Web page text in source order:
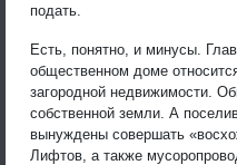
подать.
Есть, понятно, и минусы.
общественном доме
загородной недвижимости.
собственной земли. А
вынуждены совершать
Лифтов, а также